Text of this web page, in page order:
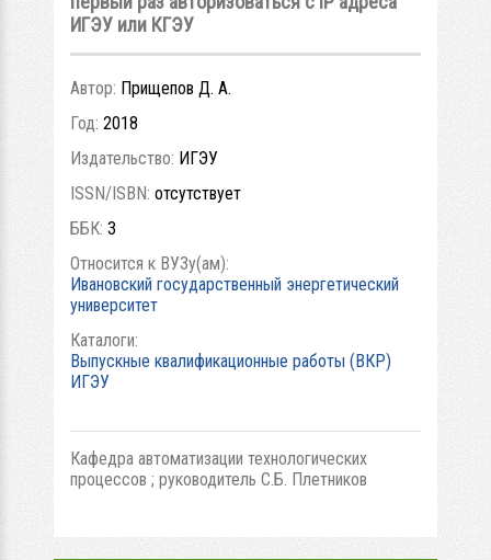
ИГЭУ или КГЭУ
Автор: Прищепов Д. А.
Год: 2018
Издательство: ИГЭУ
ISSN/ISBN: отсутствует
ББК: 3
Относится к ВУЗу(ам):
Ивановский государственный энергетический
университет
Каталоги:
Выпускные квалификационные работы (ВКР)
ИГЭУ
Кафедра автоматизации технологических
процессов ; руководитель С.Б. Плетников